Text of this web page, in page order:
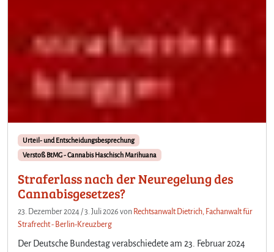
Urteil- und Entscheidungsbesprechung
Verstoß BtMG - Cannabis Haschisch Marihuana
Straferlass nach der Neuregelung des
Cannabisgesetzes?
23. Dezember 2024 /3. Juli 2026 von Rechtsanwalt Dietrich, Fachanwalt für
Strafrecht - Berlin-Kreuzberg
Der Deutsche Bundestag verabschiedete am 23. Februar 2024